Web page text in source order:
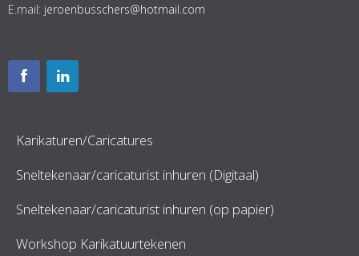
E.mail: jeroenbusschers@hotmail.com
Karikaturen/Caricatures
Sneltekenaar/caricaturist inhuren (Digitaal)
Sneltekenaar/caricaturist inhuren (op papier)
Workshop Karikatuurtekenen